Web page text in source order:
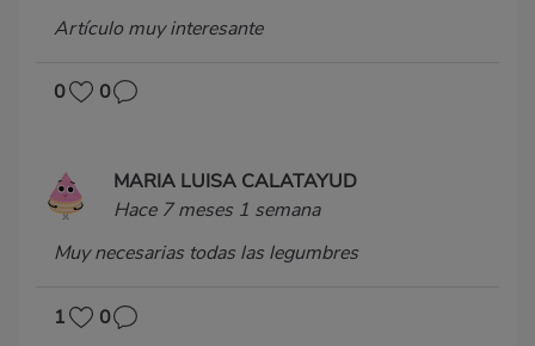
Artículo muy interesante
0 0
MARIA LUISA CALATAYUD
Hace 7 meses 1 semana
Muy necesarias todas las legumbres
1 0